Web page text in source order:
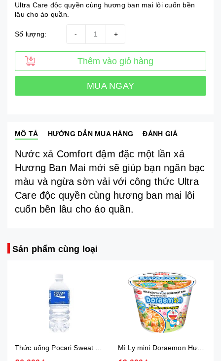
Ultra Care độc quyền cùng hương ban mai lôi cuốn bền
lâu cho áo quần.
Số lượng: +
-
Thêm vào giỏ hàng
MUA NGAY
MÔ TẢ HƯỚNG DẪN MUA HÀNG ĐÁNH GIÁ
Nước xả Comfort đậm đặc một lần xả
Hương Ban Mai mới sẽ giúp bạn ngăn bạc
màu và ngừa sờn vải với công thức Ultra
Care độc quyền cùng hương ban mai lôi
cuốn bền lâu cho áo quần.
Sản phẩm cùng loại